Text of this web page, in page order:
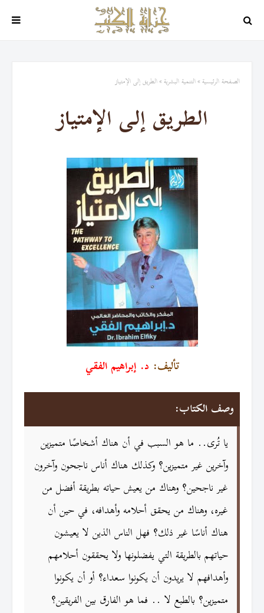
الصفحة الرئيسية التنمية البشرية الطريق إلى الإمتياز
الطريق إلى الإمتياز
تأليف: د. إبراهيم الفقي
وصف الكتاب:
يا تُرى.. ما هو السبب في أن هناك أشخاصًا متميزين
وآخرين غير متميزين؟ وكذلك هناك أناس ناجحون وآخرون
غير ناجحين؟ وهناك من يعيش حياته بطريقة أفضل من
غيره، وهناك من يحقق أحلامه وأهدافه، في حين أن
هناك أناسًا غير ذلك؟ فهل الناس الذين لا يعيشون
حياتهم بالطريقة التي يفضلونها ولا يحققون أحلامهم
وأهدافهم لا يريدون أن يكونوا سعداء؟ أو أن يكونوا
متميزين؟ بالطبع لا .. فما هو الفارق بين الفريقين؟